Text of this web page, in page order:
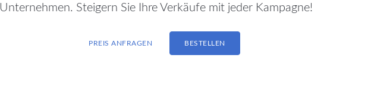
Unternehmen. Steigern Sie Ihre Verkäufe mit jeder Kampagne!
PREIS ANFRAGEN BESTELLEN